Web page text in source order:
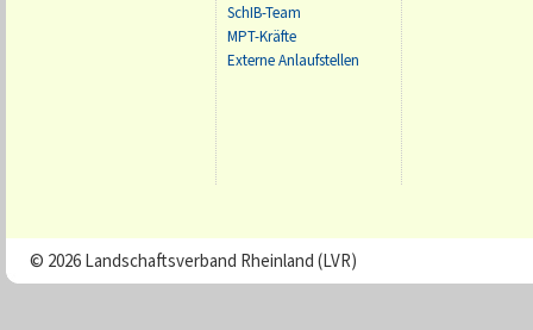
SchIB-Team
MPT-Kräfte
Externe Anlaufstellen
© 2026 Landschaftsverband Rheinland (LVR)